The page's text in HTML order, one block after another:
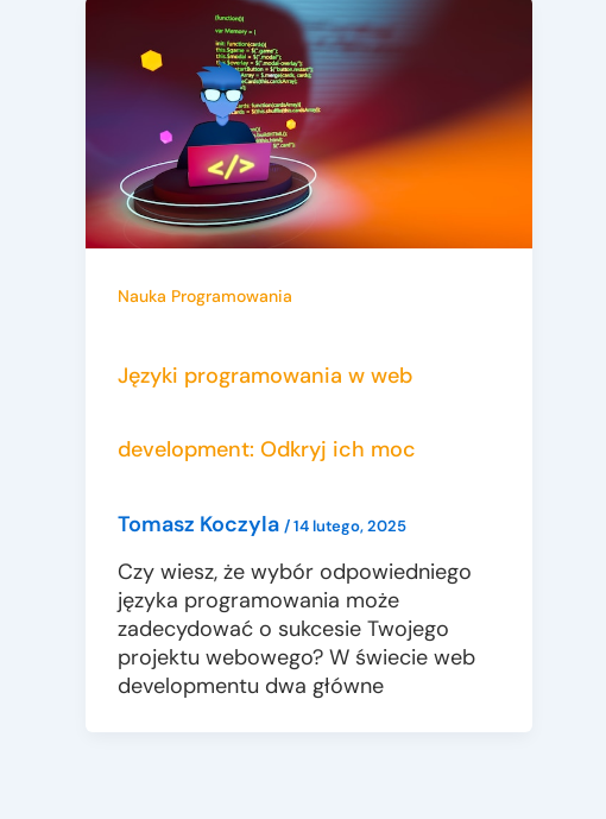
Nauka Programowania
Języki programowania w web
development: Odkryj ich moc
Tomasz Koczyla /14 lutego, 2025
Czy wiesz, że wybór odpowiedniego
języka programowania może
zadecydować o sukcesie Twojego
projektu webowego? W świecie web
developmentu dwa główne